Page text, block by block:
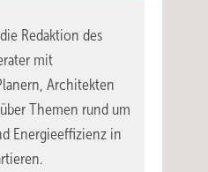
Redaktion des
mit
Architekten
Themen rund um
Energieeffizienz in